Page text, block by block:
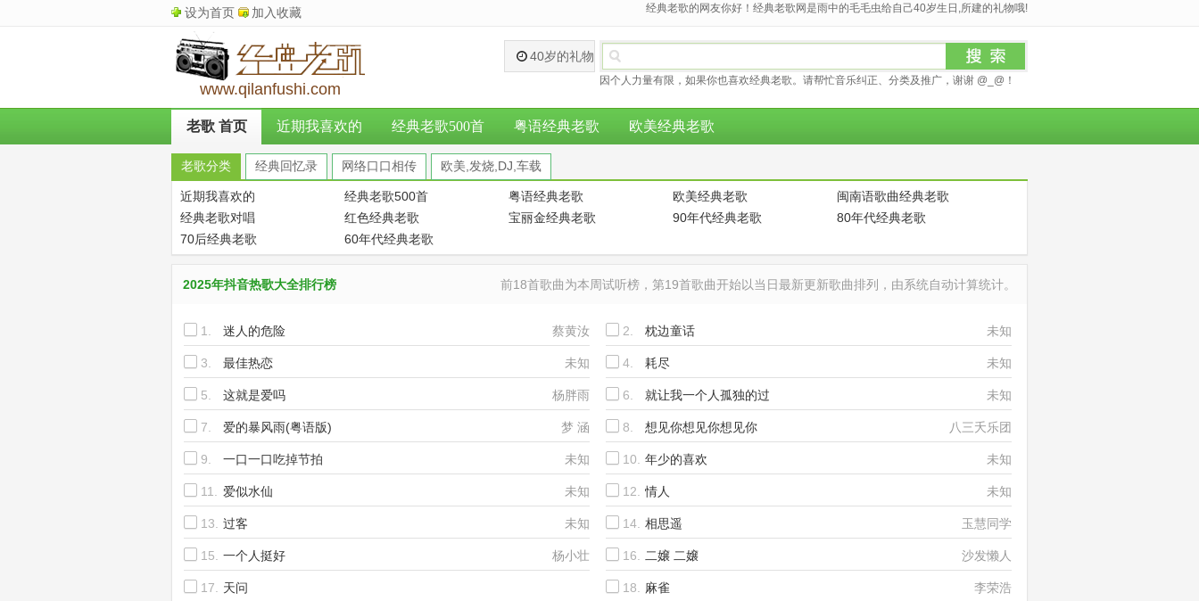
设为首页 加入收藏 经典老歌的网友你好！经典老歌网是雨中的毛毛虫给自己40岁生日,所建的礼物哦!
www.qilanfushi.com
40岁的礼物
因个人力量有限，如果你也喜欢经典老歌。请帮忙音乐纠正、分类及推广，谢谢 @_@！
老歌 首页 近期我喜欢的 经典老歌500首 粤语经典老歌 欧美经典老歌
老歌分类 经典回忆录 网络口口相传 欧美,发烧,DJ,车载
近期我喜欢的 经典老歌500首 粤语经典老歌 欧美经典老歌
闽南语歌曲经典老歌
经典老歌对唱
红色经典老歌 宝丽金经典老歌 90年代经典老歌
80年代经典老歌
70后经典老歌
60年代经典老歌
前18首歌曲为本周试听榜，第19首歌曲开始以当日最新更新歌曲排列，由系统自动计算统计。
2025年抖音热歌大全排行榜
1. 迷人的危险 蔡黄汝 2. 枕边童话 未知
3. 最佳热恋 未知 4. 耗尽 未知
5. 这就是爱吗 杨胖雨 6. 就让我一个人孤独的过 未知
7. 爱的暴风雨(粤语版) 梦 涵 8. 想见你想见你想见你 八三夭乐团
9. 一口一口吃掉节拍 未知 10. 年少的喜欢 未知
11. 爱似水仙 未知 12. 情人 未知
13. 过客 未知 14. 相思遥 玉慧同学
15. 一个人挺好 杨小壮 16. 二嬢 二嬢 沙发懒人
17.
天问
18. 麻雀 李荣浩